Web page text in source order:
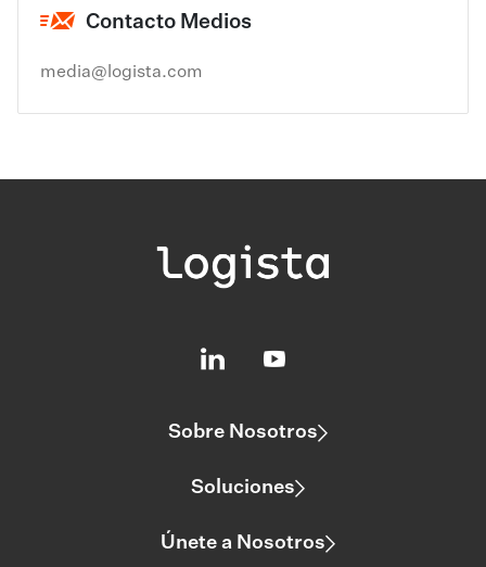
Contacto Medios
media@logista.com
Sobre Nosotros
Soluciones
Únete a Nosotros